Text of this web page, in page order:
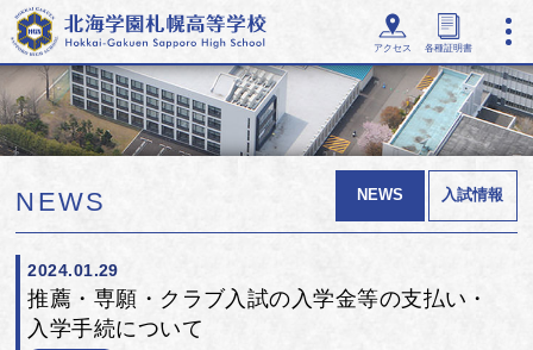
アクセス 各種証明書
NEWS NEWS 入試情報
2024.01.29
推薦・専願・クラブ入試の入学金等の支払い・
入学手続について